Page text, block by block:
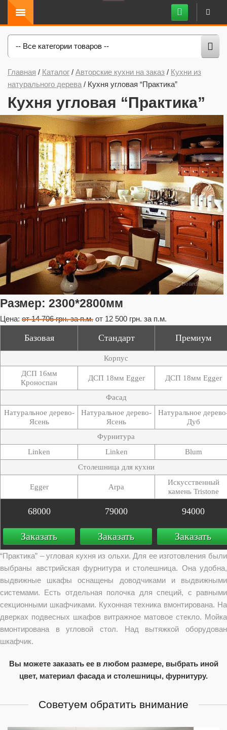
-- Все категории товаров --
Главная / Каталог / Авторские кухни на заказ / Кухни из
натурального дерева / Кухня угловая “Практика”
Кухня угловая “Практика”
Размер: 2300*2800мм
Цена: от 14 706 грн. за п.м. от 12 500 грн. за п.м.
Базовая Стандарт Премиум
Корпус
ДСП 16мм
Кроноспан
ДСП 18мм Egger ДСП 18мм Egger
Фасад
Натуральное дерево-
Ясень
Натуральное дерево-
Ясень
Натуральное
Дуб
Фурнитура
Linken
Linken
Blum
Столешница для кухни
Egger Arpa
Искусственный
камень Tristone
68000 79000 94000
Заказать Заказать Заказать
“Практика” – угловая кухня из ольхи. Для ее изготовления были
выбраны австрийская фурнитура и столешница. Она удобна,
выдвижные шкафы оснащены доводчиками и выдвижными
системами. Есть отдельная полочка для специй, с равными
секционными шкафчиками. Кухонная техника вмонтирована. На
дверках подвесных шкафов витражное матовое стекло. Мойка
вмонтирована в угловой стол. Над вытяжкой оборудован
шкафчик.
Вы можете заказать ее в любом размере, выбрать иной
цвет, материал фасада и столешницы, фурнитуру.
Советуем обратить внимание